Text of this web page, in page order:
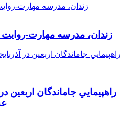
زندان، مدرسه مهارت-روايت
راهپيمايي جاماندگان اربعين